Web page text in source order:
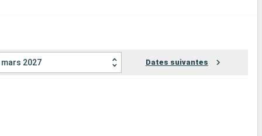
mars 2027 Dates suivantes